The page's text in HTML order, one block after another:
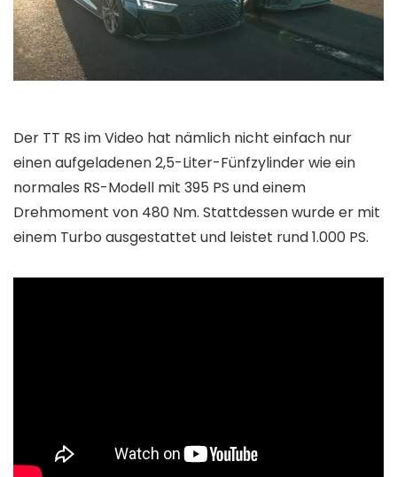
Der TT RS im Video hat nämlich nicht einfach nur
einen aufgeladenen 2,5-Liter-Fünfzylinder wie ein
normales RS-Modell mit 395 PS und einem
Drehmoment von 480 Nm. Stattdessen wurde er mit
einem Turbo ausgestattet und leistet rund 1.000 PS.